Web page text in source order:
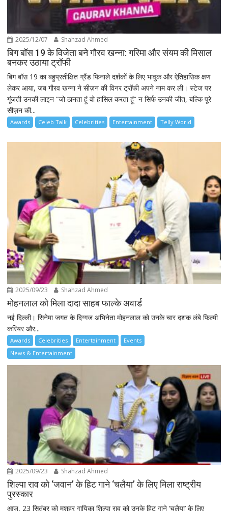
2025/12/07 Shahzad Ahmed
बिग बॉस 19 के विजेता बने गौरव खन्ना: गरिमा और संयम की मिसाल
बनकर उठाया ट्रॉफी
बिग बॉस 19 का बहुप्रतीक्षित ग्रैंड फिनाले दर्शकों के लिए भावुक और ऐतिहासिक क्षण
लेकर आया, जब गौरव खन्ना ने सीज़न की विनर ट्रॉफी अपने नाम कर ली। स्टेज पर
गूंजती उनकी लाइन “जो ठानता हूं वो हासिल करता हूं” न सिर्फ उनकी जीत, बल्कि पूरे
सीज़न की...
Awards Celeb Talk Celebrities Entertainment Telly World
2025/09/23 Shahzad Ahmed
मोहनलाल को मिला दादा साहब फाल्के अवार्ड
नई दिल्ली। सिनेमा जगत के दिग्गज अभिनेता मोहनलाल को उनके चार दशक लंबे फिल्मी
करियर और...
Awards Celebrities Entertainment
Events
News & Entertainment
2025/09/23 Shahzad Ahmed
शिल्पा राव को ‘जवान’ के हिट गाने ‘चलैया’ के लिए मिला राष्ट्रीय
पुरस्कार
आज, 23 सितंबर को मशहूर गायिका शिल्पा राव को उनके हिट गाने ‘चलैया’ के लिए